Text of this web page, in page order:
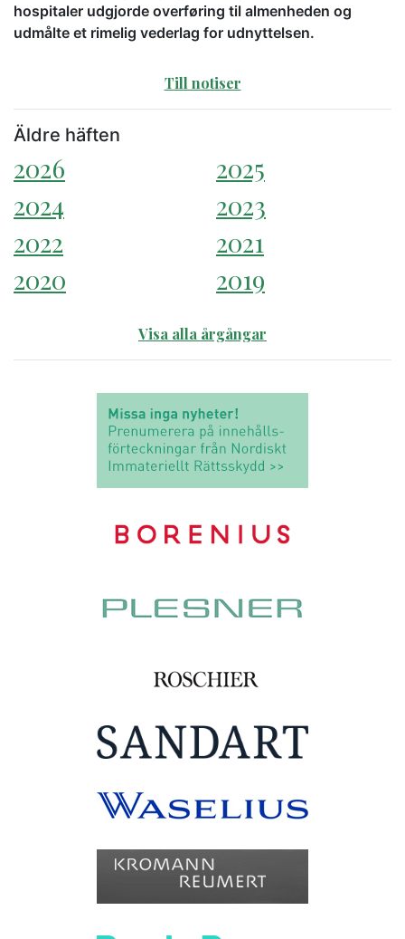
hospitaler udgjorde overføring til almenheden og
udmålte et rimelig vederlag for udnyttelsen.
Till notiser
Äldre häften
2026
2025
2024
2023
2022
2021
2020
2019
Visa alla årgångar